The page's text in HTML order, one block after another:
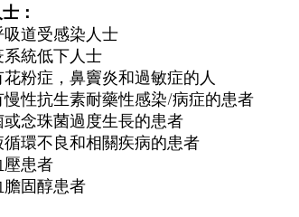
：
道受感染人士
系統低下人士
粉症，鼻竇炎和過敏症的人
慢性抗生素耐藥性感染/病症的患者
念珠菌過度生長的患者
環不良和相關疾病的患者
患者
固醇患者